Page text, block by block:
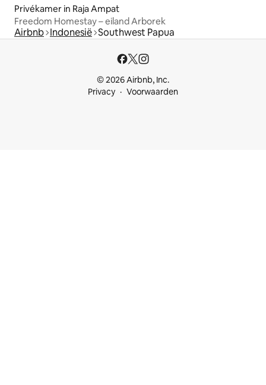
Privékamer in Raja Ampat
Freedom Homestay – eiland Arborek
Airbnb Indonesië Southwest Papua
© 2026 Airbnb, Inc.
Privacy
Voorwaarden